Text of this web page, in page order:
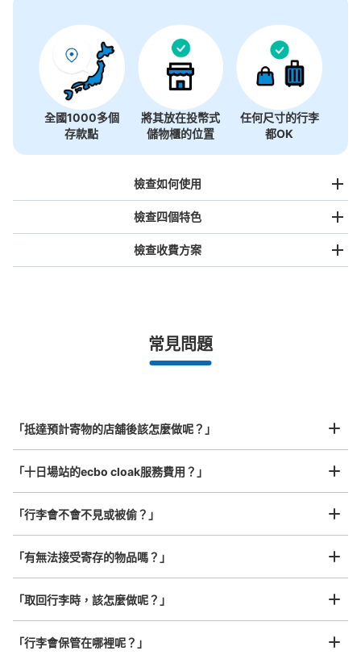
ってありました。
全國1000多個
存款點
將其放在投幣式
儲物櫃的位置
任何尺寸的行李
都OK
檢查如何使用
事先用手機預約
指定的日期和時間
工作人員拍完行李照片後
檢查四個特色
全國有1,000家以上合作店鋪
我們與許多地點方便的車站內店舖以及24小時營業的店鋪合作。
檢查收費方案
最長邊未滿45cm的行李（小型背包、手提包、手提行李
¥800/日
常見問題
「抵達預計寄物的店舖後該怎麼做呢？」
「十日場站的ecbo cloak服務費用？」
「行李會不會不見或被偷？」
「有無法接受寄存的物品嗎？」
「取回行李時，該怎麼做呢？」
「行李會保管在哪裡呢？」